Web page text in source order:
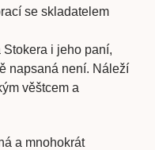
se skladatelem
i jeho paní,
napsaná není. Náleží
věštcem a
a mnohokrát